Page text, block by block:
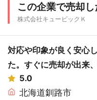
この企業で売却
株式会社キュービックＫ
対応や印象が良く安心
た。すぐに売却が出来
5.0
北海道釧路市